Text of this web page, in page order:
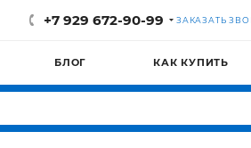
+7 929 672-90-99 ЗАКАЗАТЬ
БЛОГ КАК КУПИТЬ